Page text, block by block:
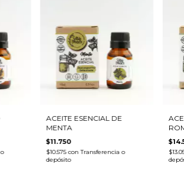
ACEITE ESENCIAL DE
MENTA
$11.750
$10.575con Transferencia o
depósito